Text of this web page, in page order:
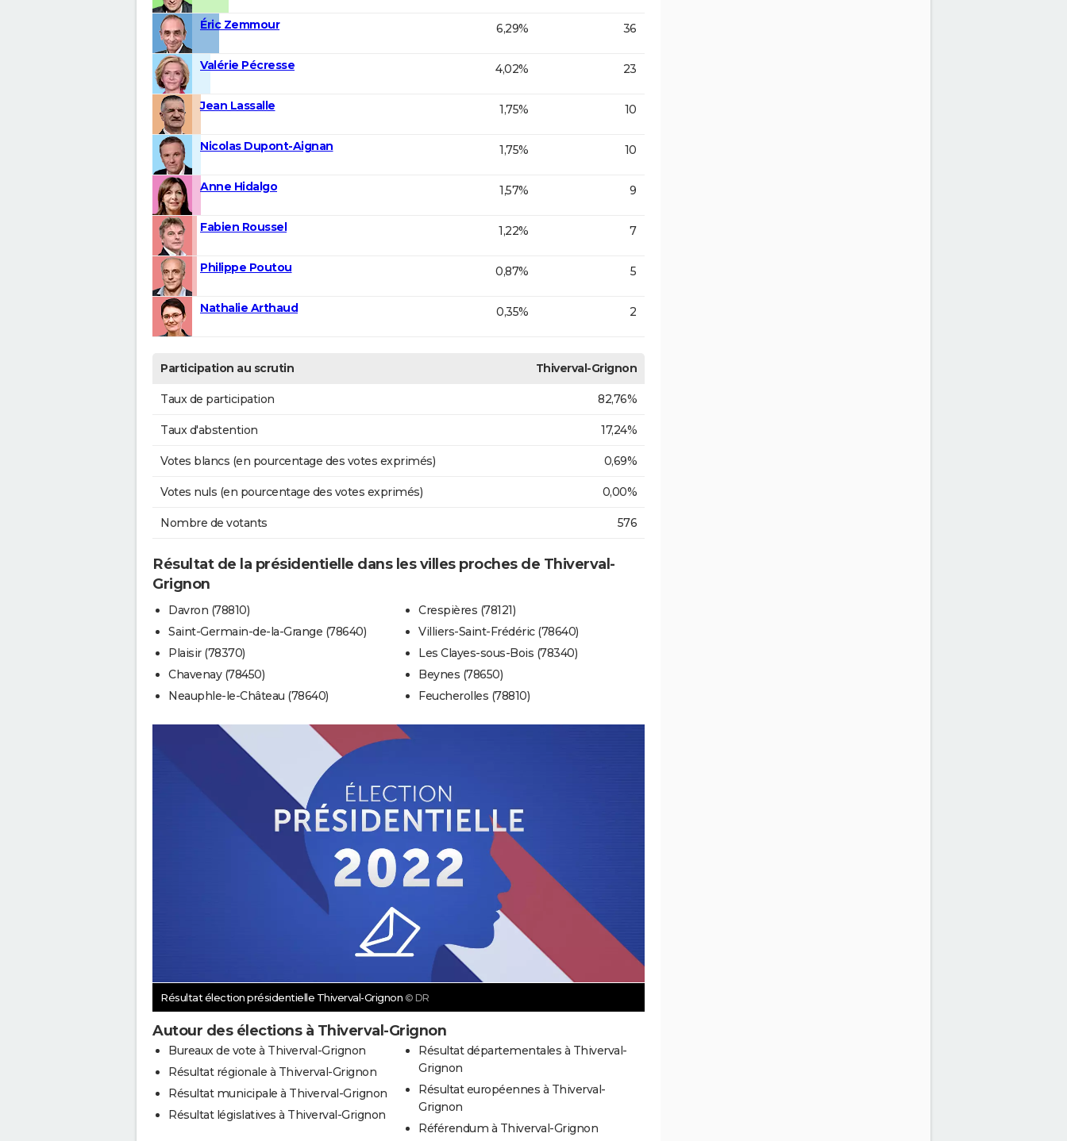
Éric Zemmour 6,29% 36
Valérie Pécresse 4,02% 23
Jean Lassalle 1,75% 10
Nicolas Dupont-Aignan 1,75% 10
Anne Hidalgo 1,57% 9
Fabien Roussel 1,22% 7
Philippe Poutou 0,87% 5
Nathalie Arthaud 0,35% 2
Participation au scrutin Thiverval-Grignon
Taux de participation 82,76%
Taux d'abstention 17,24%
Votes blancs (en pourcentage des votes exprimés) 0,69%
Votes nuls (en pourcentage des votes exprimés) 0,00%
Nombre de votants 576
Résultat de la présidentielle dans les villes proches de Thiverval-
Grignon
Davron (78810)
Saint-Germain-de-la-Grange (78640)
Plaisir (78370)
Chavenay (78450)
Neauphle-le-Château (78640)
Crespières (78121)
Villiers-Saint-Frédéric (78640)
Les Clayes-sous-Bois (78340)
Beynes (78650)
Feucherolles (78810)
Résultat élection présidentielle Thiverval-Grignon © DR
Autour des élections à Thiverval-Grignon
Bureaux de vote à Thiverval-Grignon
Résultat régionale à Thiverval-Grignon
Résultat municipale à Thiverval-Grignon
Résultat législatives à Thiverval-Grignon
Résultat départementales à Thiverval-
Grignon
Résultat européennes à Thiverval-
Grignon
Référendum à Thiverval-Grignon